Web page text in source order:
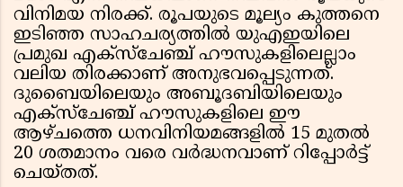
വിനിമയ നിരക്ക്. രൂപയുടെ മൂല്യം കുത്തനെ
ഇടിഞ്ഞ സാഹചര്യത്തിൽ യുഎഇയിലെ
പ്രമുഖ എക്സ്ചേഞ്ച് ഹൗസുകളിലെല്ലാം
വലിയ തിരക്കാണ് അനുഭവപ്പെടുന്നത്.
ദുബൈയിലെയും അബൂദബിയിലെയും
എക്സ്ചേഞ്ച് ഹൗസുകളിലെ ഈ
ആഴ്ച‌ത്തെ ധനവിനിയമങ്ങളിൽ 15 മുതൽ
20 ശതമാനം വരെ വർദ്ധനവാണ് റിപ്പോർട്ട്
ചെയ്തത്.